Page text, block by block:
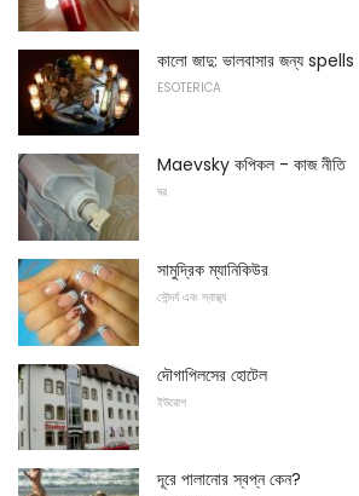
কালো জাদু: ভালবাসার জন্য spells
ESOTERICA
Maevsky কপিকল - কাজ নীতি
ঘর
সামুদ্রিক ম্যানিকিউর
সৌন্দর্য এবং স্বাস্থ্য
দৌগাপিলসের হোটেল
ইউরোপ
দূরে পালানোর স্বপ্ন কেন?